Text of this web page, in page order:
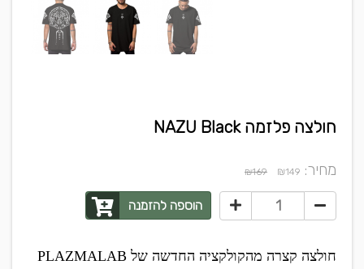
חולצה פלזמה NAZU Black
מחיר: ₪149
₪169
הוספה להזמנה
חולצה קצרה מהקולקציה החדשה של PLAZMALAB